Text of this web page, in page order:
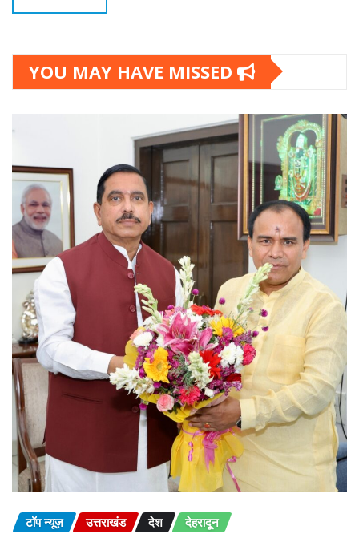
YOU MAY HAVE MISSED
टॉप न्यूज़ उत्तराखंड देश देहरादून